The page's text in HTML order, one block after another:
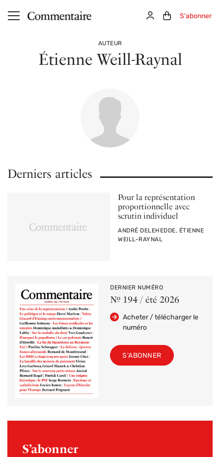
Aller au contenu principal ConnexionPanier (0)
S'abonner
AUTEUR
Étienne Weill-Raynal
Derniers articles
Pour la représentation
proportionnelle avec
scrutin individuel
PAR
ANDRÉ DELEHEDDE, ÉTIENNE
WEILL-RAYNAL
DERNIER NUMÉRO
Nº 194 / été 2026
Acheter / télécharger le
numéro
S'ABONNER
S’abonner